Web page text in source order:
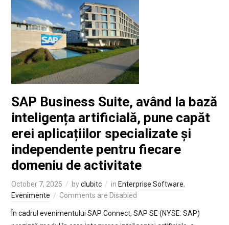
SAP Business Suite, având la bază
inteligența artificială, pune capăt
erei aplicațiilor specializate și
independente pentru fiecare
domeniu de activitate
October 7, 2025 byclubitc in Enterprise Software,
Evenimente
Comments are Disabled
În cadrul evenimentului SAP Connect, SAP SE (NYSE: SAP)